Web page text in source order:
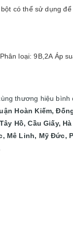
có thể sử dụng để
loại: 9B,2A Áp
thương hiệu bình
Hoàn Kiếm,
Hồ, Cầu Giấy,
Mê Linh, Mỹ Đức,